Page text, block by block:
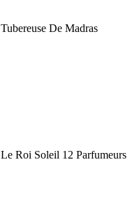
Tubereuse De Madras
Le Roi Soleil 12 Parfumeurs